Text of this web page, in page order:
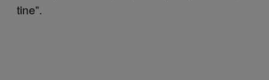
tine‟.